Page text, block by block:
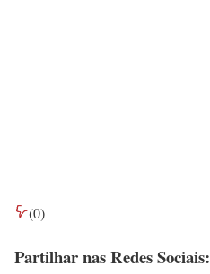
(0)
Partilhar nas Redes Sociais: